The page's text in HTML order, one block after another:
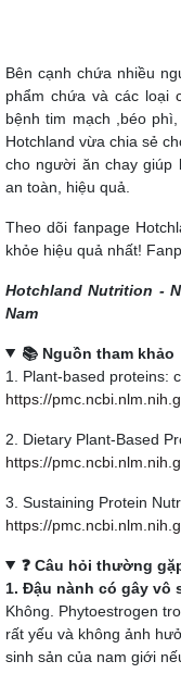
Bên cạnh chứa nhiều
phẩm chứa và các loại
bệnh tim mạch ,béo
Hotchland vừa chia sẻ
cho người ăn chay giúp
an toàn, hiệu quả.
Theo dõi fanpage
khỏe hiệu quả nhất!
Hotchland Nutrition -
Nam
📚 Nguồn tham khảo
1. Plant-based proteins:
https://
2. Dietary Plant-Based
https://
3. Sustaining Protein
https://
❓ Câu hỏi thường
1. Đậu nành có gây vô
Không. Phytoestrogen
rất yếu và không ảnh
sinh sản của nam giới